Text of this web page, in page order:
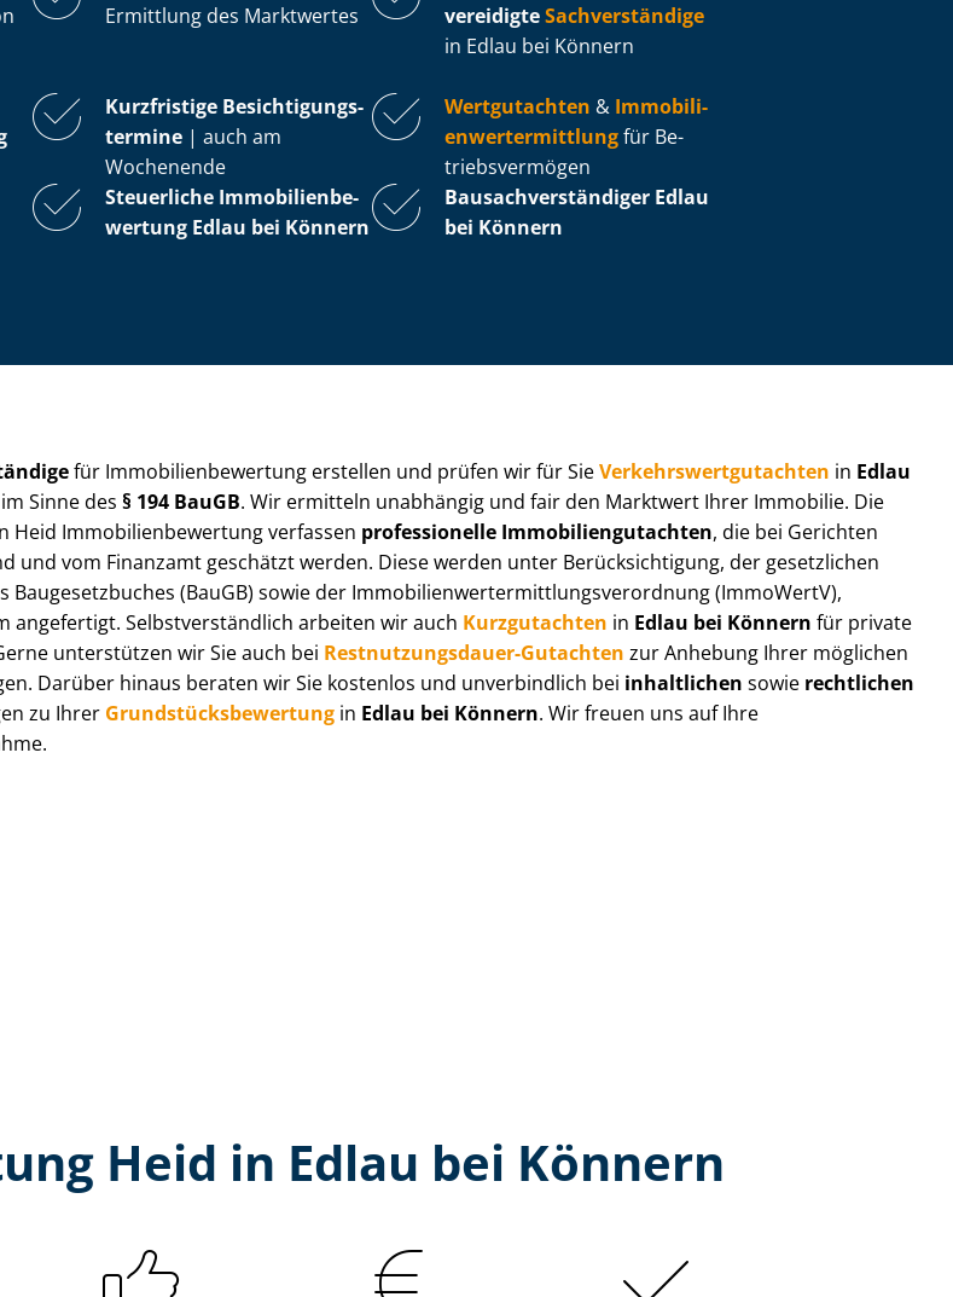
Ermittlung des Marktwertes
vereidigteSachverständige
in Edlau bei Könnern
Kurzfristige Be­sich­ti­gungs­
ter­mi­ne | auch am
Wochenende
Wertgutachten & Im­mo­bi­li­
en­wert­ermitt­lungfür Be­
triebs­ver­mö­gen
Steuerliche Im­mo­bi­li­en­be­
wer­tung Edlau bei Könnern
Bau­sach­ver­stän­di­ger Edlau
bei Könnern
für Im­mo­bi­li­en­be­wer­tung erstellen und prüfen wir für SieVer­kehrs­wert­gut­ach­ten in Edlau
im Sinne des§ 194 BauGB. Wir ermitteln unabhängig und fair den Marktwert Ihrer Immobilie. Die
Heid Im­mo­bi­li­en­be­wer­tung verfassen professionelle Im­mo­bi­li­en­gut­ach­ten, die bei Gerichten
und vom Finanzamt geschätzt werden. Diese werden unter Be­rück­sich­ti­gung, der gesetzlichen
Baugesetzbuches (BauGB) sowie der Im­mo­bi­li­en­wert­ermitt­lungs­ver­ord­nung (ImmoWertV),
angefertigt. Selbst­ver­ständ­lich arbeiten wir auch Kurzgutachten in Edlau bei Könnern für private
unterstützen wir Sie auch bei Rest­nut­zungs­dau­er-Gutachten zur Anhebung Ihrer möglichen
Darüber hinaus beraten wir Sie kostenlos und unverbindlich bei inhaltlichen sowie rechtlichen
zu Ihrer Grund­stücks­be­wer­tung in Edlau bei Könnern. Wir freuen uns auf Ihre
Heid in Edlau bei Könnern